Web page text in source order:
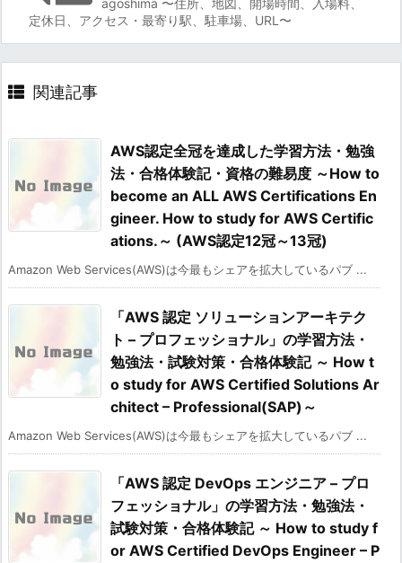
agoshima 〜住所、地図、開場時間、入場料、
定休日、アクセス・最寄り駅、駐車場、URL〜
関連記事
AWS認定全冠を達成した学習方法・勉強
法・合格体験記・資格の難易度 ～How to
become an ALL AWS Certifications En
gineer. How to study for AWS Certific
ations.～ (AWS認定12冠～13冠)
Amazon Web Services(AWS)は今最もシェアを拡大しているパブ ...
「AWS 認定 ソリューションアーキテク
ト – プロフェッショナル」の学習方法・
勉強法・試験対策・合格体験記 ～ How t
o study for AWS Certified Solutions Ar
chitect – Professional(SAP)～
Amazon Web Services(AWS)は今最もシェアを拡大しているパブ ...
「AWS 認定 DevOps エンジニア – プロ
フェッショナル」の学習方法・勉強法・
試験対策・合格体験記 ～ How to study f
or AWS Certified DevOps Engineer – P